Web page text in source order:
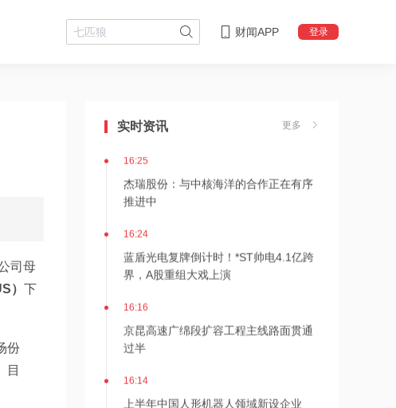
财闻APP 登录
司母
） 下
份
目
实时资讯 更多
16:25
杰瑞股份：与中核海洋的合作正在有序
推进中
16:24
蓝盾光电复牌倒计时！*ST帅电4.1亿跨
界，A股重组大戏上演
16:16
京昆高速广绵段扩容工程主线路面贯通
过半
16:14
上半年中国人形机器人领域新设企业